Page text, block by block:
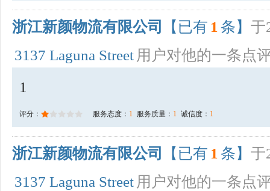
浙江新颜物流有限公司 【已有 1 条】 于
3137 Laguna Street 用户对他的一条点
1
评分： 服务态度： 1 服务质量： 1 诚信度： 1
浙江新颜物流有限公司 【已有 1 条】 于
3137 Laguna Street 用户对他的一条点